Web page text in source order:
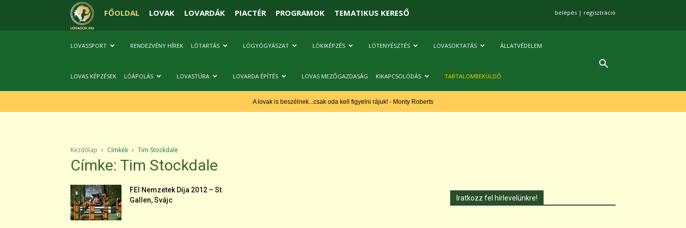
FŐOLDAL LOVAK LOVARDÁK PIACTÉR PROGRAMOK TEMATIKUS KERESŐ belépés | regisztráció
LOVASSPORT RENDEZVÉNY HÍREK LÓTARTÁS LÓGYÓGYÁSZAT LÓKIKÉPZÉS LÓTENYÉSZTÉS LOVASOKTATÁS ÁLLATVÉDELEM
LOVAS KÉPZÉSEK LÓÁPOLÁS LOVASTÚRA LOVARDA ÉPÍTÉS LOVAS MEZŐGAZDASÁG KIKAPCSOLÓDÁS TARTALOMBEKÜLDŐ
A lovak is beszélnek...csak oda kell figyelni rájuk! - Monty Roberts
Kezdőlap Címkék Tim Stockdale
Címke: Tim Stockdale
FEI Nemzetek Díja 2012 – St.
Gallen, Svájc
Iratkozz fel hírlevelünkre!